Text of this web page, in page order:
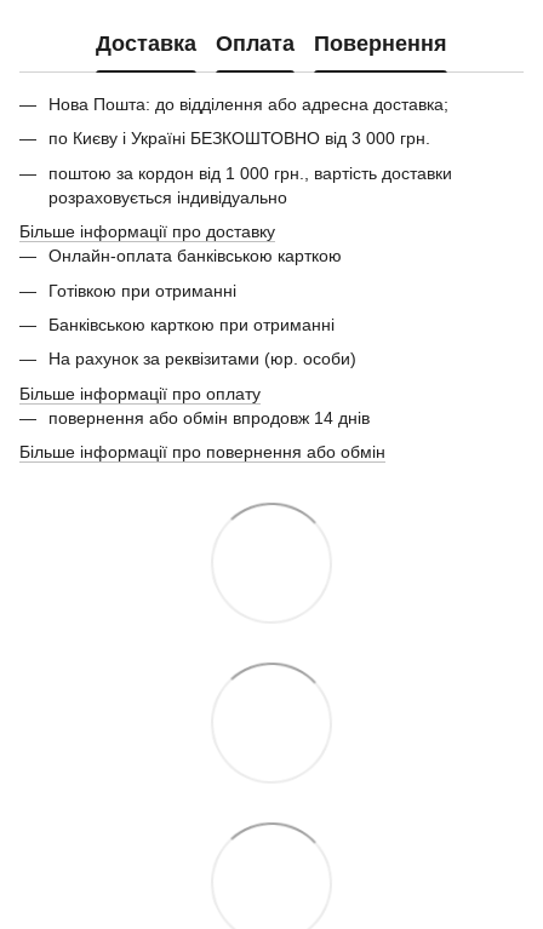
Доставка Оплата Повернення
Нова Пошта: до відділення або адресна доставка;
по Києву і Україні БЕЗКОШТОВНО від 3 000 грн.
поштою за кордон від 1 000 грн., вартість доставки
розраховується індивідуально
Більше інформації про доставку
Онлайн-оплата банківською карткою
Готівкою при отриманні
Банківською карткою при отриманні
На рахунок за реквізитами (юр. особи)
Більше інформації про оплату
повернення або обмін впродовж 14 днів
Більше інформації про повернення або обмін